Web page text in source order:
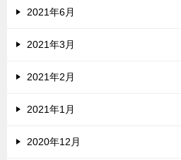
2021年6月
2021年3月
2021年2月
2021年1月
2020年12月